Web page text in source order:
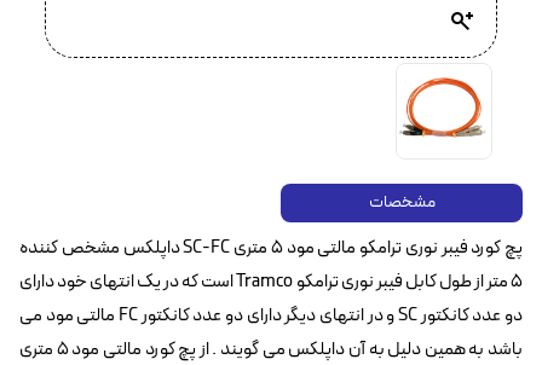
مشخصات
پچ کورد فیبر نوری ترامکو مالتی مود ۵ متری SC-FC داپلکس مشخص کننده
۵ متر از طول کابل فیبر نوری ترامکو Tramco است که در یک انتهای خود دارای
دو عدد کانکتور SC‌ و در انتهای دیگر دارای دو عدد کانکتور FC مالتی مود می
باشد به همین دلیل به آن داپلکس می گویند . از پچ کورد مالتی مود ۵ متری